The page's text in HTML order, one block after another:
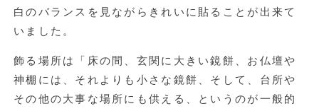
白のバランスを見ながらきれいに貼ることが出来て
いました。
飾る場所は「床の間、玄関に大きい鏡餅、お仏壇や
神棚には、それよりも小さな鏡餅、そして、台所や
その他の大事な場所にも供える、というのが一般的